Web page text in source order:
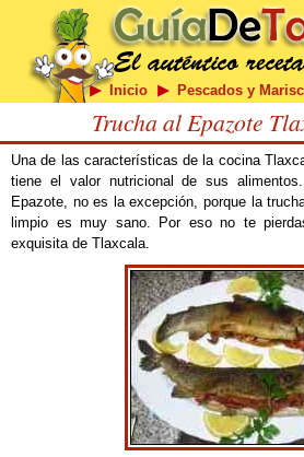
Inicio Pescados y
Trucha al Epazote
Una de las características de la cocina
tiene el valor nutricional de sus
Epazote, no es la excepción, porque la
limpio es muy sano. Por eso no te
exquisita de Tlaxcala.